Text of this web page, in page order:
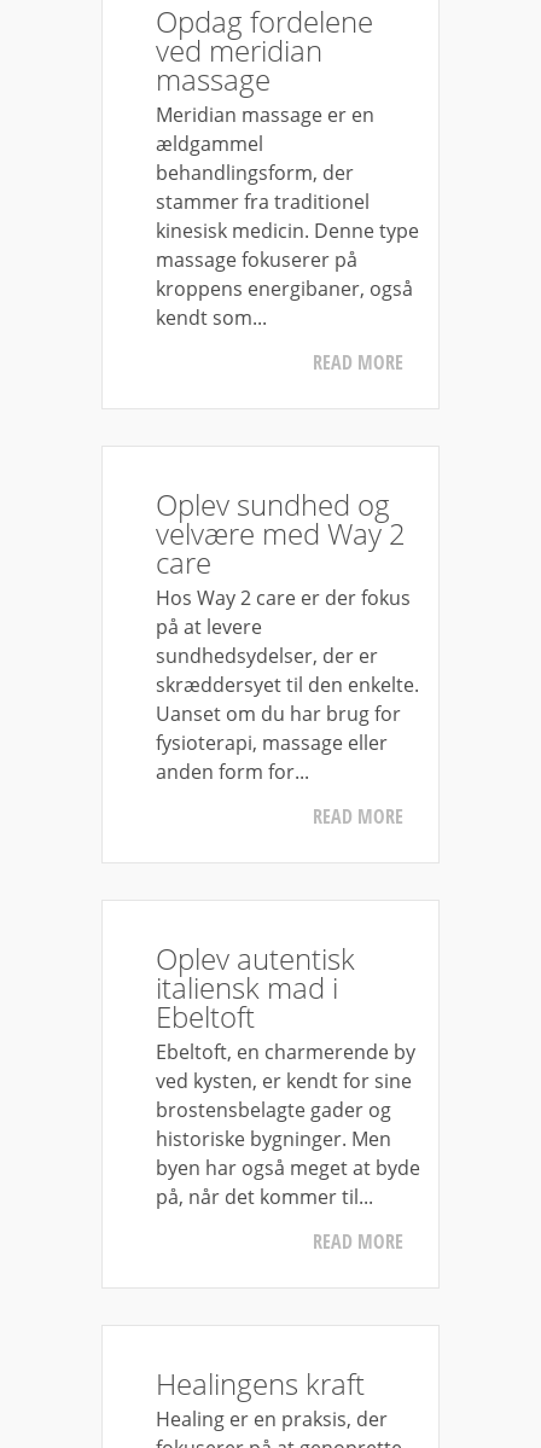
Opdag fordelene
ved meridian
massage
Meridian massage er en
ældgammel
behandlingsform, der
stammer fra traditionel
kinesisk medicin. Denne type
massage fokuserer på
kroppens energibaner, også
kendt som...
READ MORE
Oplev sundhed og
velvære med Way 2
care
Hos Way 2 care er der fokus
på at levere
sundhedsydelser, der er
skræddersyet til den enkelte.
Uanset om du har brug for
fysioterapi, massage eller
anden form for...
READ MORE
Oplev autentisk
italiensk mad i
Ebeltoft
Ebeltoft, en charmerende by
ved kysten, er kendt for sine
brostensbelagte gader og
historiske bygninger. Men
byen har også meget at byde
på, når det kommer til...
READ MORE
Healingens kraft
Healing er en praksis, der